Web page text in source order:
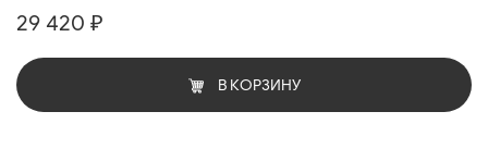
29 420 ₽
В КОРЗИНУ